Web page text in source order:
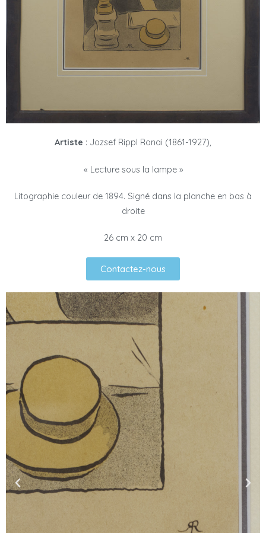
Artiste : Jozsef Rippl Ronai (1861-1927),
« Lecture sous la lampe »
Litographie couleur de 1894. Signé dans la planche en bas à
droite
26 cm x 20 cm
Contactez-nous